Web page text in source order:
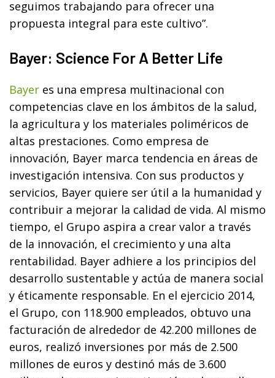
seguimos trabajando para ofrecer una
propuesta integral para este cultivo”.
Bayer: Science For A Better Life
Bayer es una empresa multinacional con
competencias clave en los ámbitos de la salud,
la agricultura y los materiales poliméricos de
altas prestaciones. Como empresa de
innovación, Bayer marca tendencia en áreas de
investigación intensiva. Con sus productos y
servicios, Bayer quiere ser útil a la humanidad y
contribuir a mejorar la calidad de vida. Al mismo
tiempo, el Grupo aspira a crear valor a través
de la innovación, el crecimiento y una alta
rentabilidad. Bayer adhiere a los principios del
desarrollo sustentable y actúa de manera social
y éticamente responsable. En el ejercicio 2014,
el Grupo, con 118.900 empleados, obtuvo una
facturación de alrededor de 42.200 millones de
euros, realizó inversiones por más de 2.500
millones de euros y destinó más de 3.600